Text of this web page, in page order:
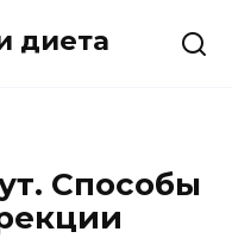
диета
Способы